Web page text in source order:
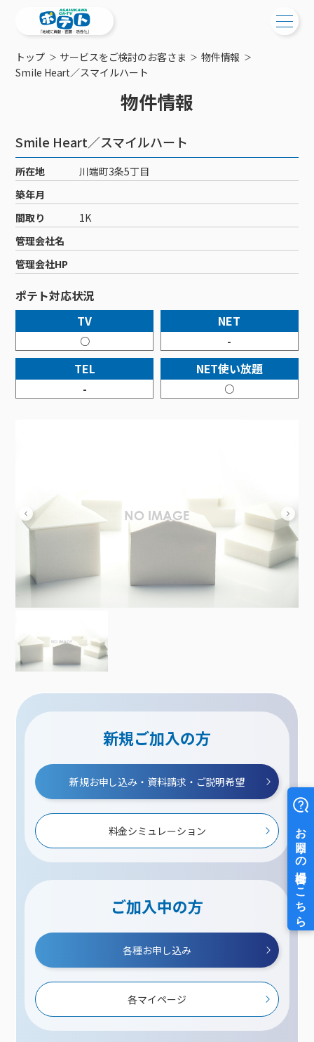
ご検討中の方
工事・配線について
新居をご検討中の方へ
ポテトを導入している集合住宅
物件情報
特典・キャンペーン
おトクな割引サービス
ご加入中の方
ご加入中のサービス確認・変更
WEBメール
サポートサービス
サポートサービストップ
リモートコール
回線速度測定
接続・設定⽅法
訪問サポート＆サポートパックサービス料⾦表
新着情報
メンテナンス・障害情報
ポテトからのプレゼント
イベントカレンダー
講座のご案内
サービス案内
サービス案内
ケーブルテレビ
ケーブルテレビトップ
チャンネル紹介
料⾦プラン
NHK衛星受信料団体⼀括⽀払
機器⼀覧
インターネット
インターネットトップ
料⾦プラン
Wi-Fiサービス
ポテトホーム防犯カメラ
オプションサービス
インターネットギガシェアプラン
固定電話
固定電話トップ
基本料⾦・通話料⾦
オプションサービス
auスマートバリュー
auまとめトーク
ポテトスマートフォントップ
料⾦プラン
機種⼀覧
オプションサービス
でんき
でんきトップ
ポラリンでんき×ポテト
ポテトでんき
暮らしを快適にするサービス
暮らしを快適にするサービストップ
ポテトライフメール
コミチャン
お困りの方はこちら
会社案内
メンテナンス
障害情報
トップ サービスをご検討のお客さま
物件情報
Smile Heart／スマイルハート
物件情報
Smile Heart／スマイルハート
所在地
川端町3条5丁目
築年月
間取り
1K
管理会社名
管理会社HP
ポテト対応状況
TV
○
NET
-
TEL
-
NET使い放題
○
新規ご加入の方
新規お申し込み・資料請求・ご説明希望
料金シミュレーション
ご加入中の方
各種お申し込み
各マイページ